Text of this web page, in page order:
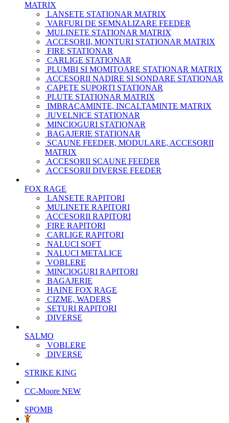
MATRIX
LANSETE STATIONAR MATRIX
VARFURI DE SEMNALIZARE FEEDER
MULINETE STATIONAR MATRIX
ACCESORII, MONTURI STATIONAR MATRIX
FIRE STATIONAR
CARLIGE STATIONAR
PLUMBI SI MOMITOARE STATIONAR MATRIX
ACCESORII NADIRE SI SONDARE STATIONAR
CAPETE SUPORTI STATIONAR
PLUTE STATIONAR MATRIX
IMBRACAMINTE, INCALTAMINTE MATRIX
JUVELNICE STATIONAR
MINCIOGURI STATIONAR
BAGAJERIE STATIONAR
SCAUNE FEEDER, MODULARE, ACCESORII
MATRIX
ACCESORII SCAUNE FEEDER
ACCESORII DIVERSE FEEDER
FOX RAGE
LANSETE RAPITORI
MULINETE RAPITORI
ACCESORII RAPITORI
FIRE RAPITORI
CARLIGE RAPITORI
NALUCI SOFT
NALUCI METALICE
VOBLERE
MINCIOGURI RAPITORI
BAGAJERIE
HAINE FOX RAGE
CIZME, WADERS
SETURI RAPITORI
DIVERSE
SALMO
VOBLERE
DIVERSE
STRIKE KING
CC-Moore NEW
SPOMB